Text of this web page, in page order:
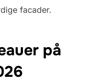
facader.
på